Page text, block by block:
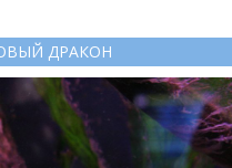
ДРАКОН